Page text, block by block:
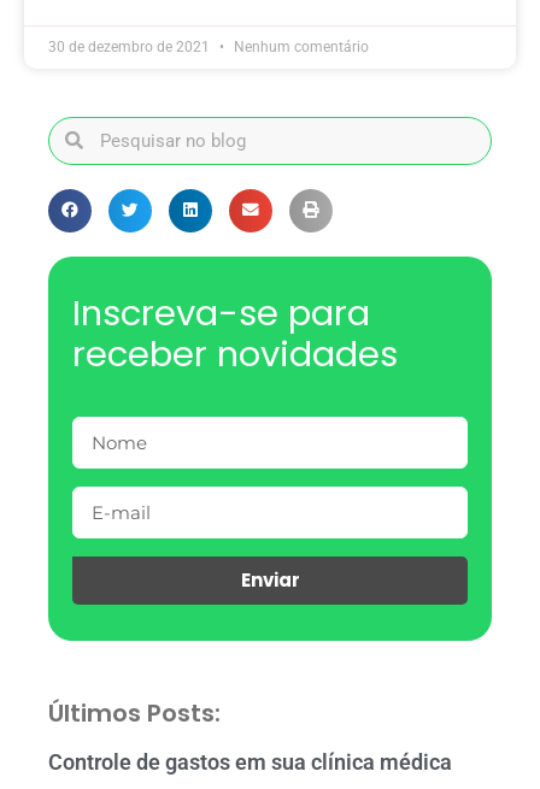
30 de dezembro de 2021 Nenhum comentário
Inscreva-se para
receber novidades
Enviar
Últimos Posts:
Controle de gastos em sua clínica médica